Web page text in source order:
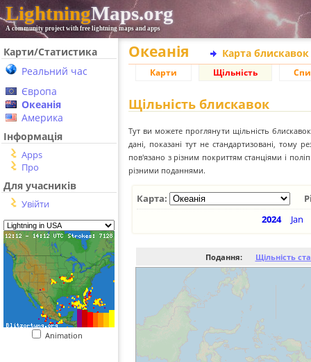
LightningMaps.org
A community project with free lightning maps and apps
Карти/Статистика
Реальний час
Європа
Океанія
Америка
Інформація
Apps
Про
Для учасників
Увійти
Animation
Океанія Карта
Карти Щільність
Щільність блискавок
Тут ви можете проглянути щільність
дані, показані тут не стандартизовані, тому
пов'язано з різним покриттям станціями і
різними поданнями.
Карта:
2024
Jan
Подання: Щільність